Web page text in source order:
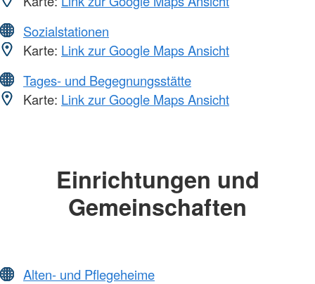
Sozialstationen
Karte: Link zur Google Maps Ansicht
Tages- und Begegnungsstätte
Karte: Link zur Google Maps Ansicht
Einrichtungen und
Gemeinschaften
Alten- und Pflegeheime